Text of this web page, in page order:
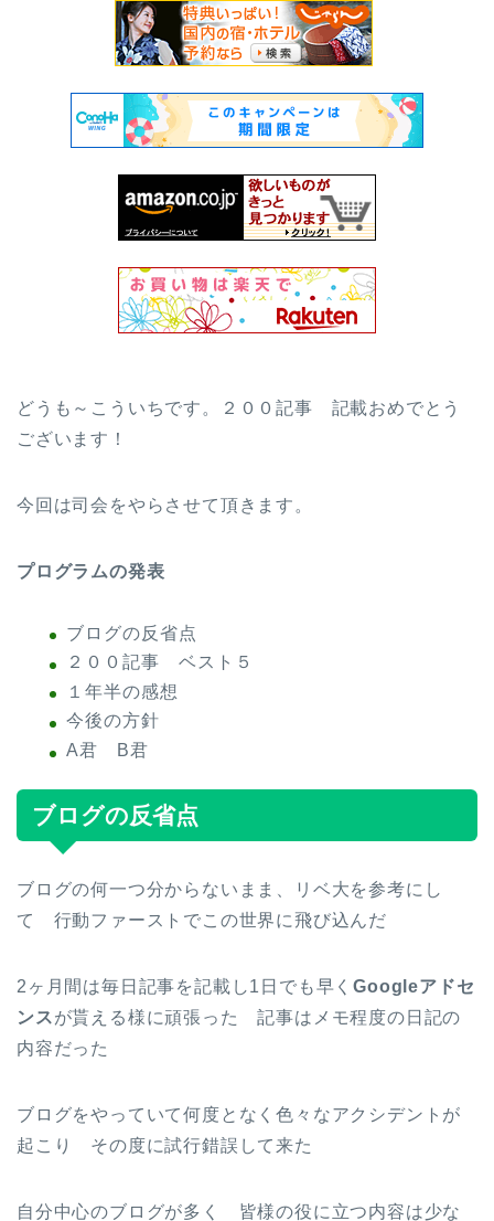
どうも～こういちです。２００記事 記載おめでとう
ございます！
今回は司会をやらさせて頂きます。
プログラムの発表
ブログの反省点
２００記事 ベスト５
１年半の感想
今後の方針
A君 B君
ブログの反省点
ブログの何一つ分からないまま、リベ大を参考にし
て 行動ファーストでこの世界に飛び込んだ
2ヶ月間は毎日記事を記載し1日でも早くGoogleアドセ
ンスが貰える様に頑張った 記事はメモ程度の日記の
内容だった
ブログをやっていて何度となく色々なアクシデントが
起こり その度に試行錯誤して来た
自分中心のブログが多く 皆様の役に立つ内容は少な